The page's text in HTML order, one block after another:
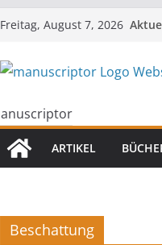
Freitag, August 7, 2026
ARTIKEL
Beschattung